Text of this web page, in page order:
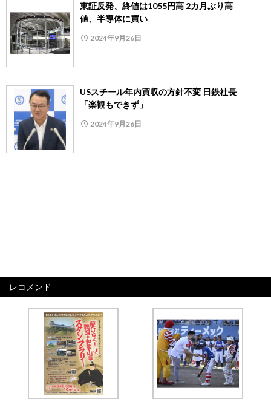
東証反発、終値は1055円高 2カ月ぶり高
値、半導体に買い
2024年9月26日
USスチール年内買収の方針不変 日鉄社長
「楽観もできず」
2024年9月26日
レコメンド